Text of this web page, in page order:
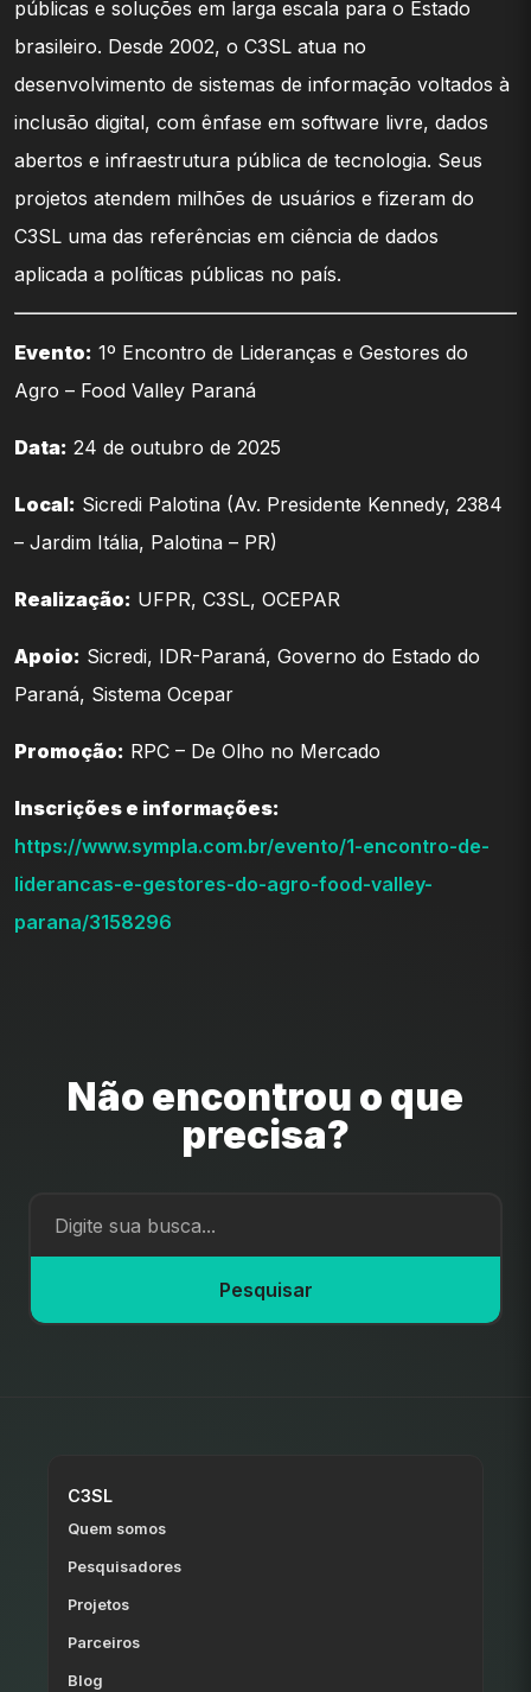
públicas e soluções em larga escala para o Estado
brasileiro. Desde 2002, o C3SL atua no
desenvolvimento de sistemas de informação voltados à
inclusão digital, com ênfase em software livre, dados
abertos e infraestrutura pública de tecnologia. Seus
projetos atendem milhões de usuários e fizeram do
C3SL uma das referências em ciência de dados
aplicada a políticas públicas no país.
Evento: 1º Encontro de Lideranças e Gestores do
Agro – Food Valley Paraná
Data: 24 de outubro de 2025
Local: Sicredi Palotina (Av. Presidente Kennedy, 2384
– Jardim Itália, Palotina – PR)
Realização: UFPR, C3SL, OCEPAR
Apoio: Sicredi, IDR-Paraná, Governo do Estado do
Paraná, Sistema Ocepar
Promoção: RPC – De Olho no Mercado
Inscrições e informações:
https://www.sympla.com.br/evento/1-encontro-de-
liderancas-e-gestores-do-agro-food-valley-
parana/3158296
Não encontrou o que
precisa?
Pesquisar
C3SL
Quem somos
Pesquisadores
Projetos
Parceiros
Blog